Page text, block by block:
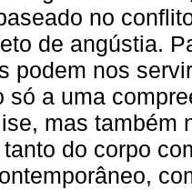
no
de angústia.
podem nos
só a uma
mas também
do corpo